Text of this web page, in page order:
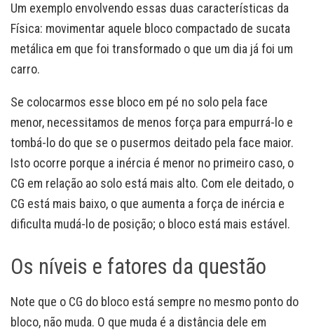
Um exemplo envolvendo essas duas características da
Física: movimentar aquele bloco compactado de sucata
metálica em que foi transformado o que um dia já foi um
carro.
Se colocarmos esse bloco em pé no solo pela face
menor, necessitamos de menos força para empurrá-lo e
tombá-lo do que se o pusermos deitado pela face maior.
Isto ocorre porque a inércia é menor no primeiro caso, o
CG em relação ao solo está mais alto. Com ele deitado, o
CG está mais baixo, o que aumenta a força de inércia e
dificulta mudá-lo de posição; o bloco está mais estável.
Os níveis e fatores da questão
Note que o CG do bloco está sempre no mesmo ponto do
bloco, não muda. O que muda é a distância dele em